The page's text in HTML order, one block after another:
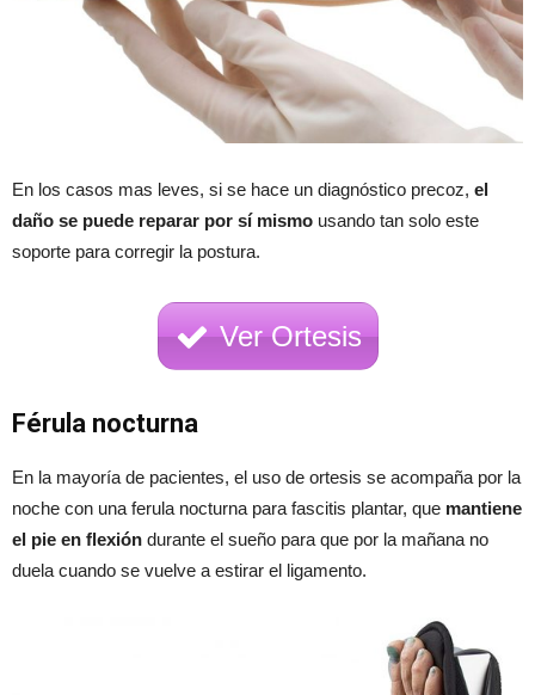
En los casos mas leves, si se hace un diagnóstico precoz, el
daño se puede reparar por sí mismo usando tan solo este
soporte para corregir la postura.
Ver Ortesis
Férula nocturna
En la mayoría de pacientes, el uso de ortesis se acompaña por la
noche con una ferula nocturna para fascitis plantar, que mantiene
el pie en flexión durante el sueño para que por la mañana no
duela cuando se vuelve a estirar el ligamento.